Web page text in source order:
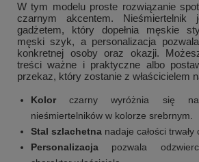
W tym modelu proste rozwiązanie
czarnym akcentem.
gadżetem, który dopełnia męskie
męski szyk, a personalizacja
konkretnej osoby oraz okazji.
treści ważne i praktyczne albo
przekaz, który zostanie z właścicielem
Kolor czarny wyróżnia się na
nieśmiertelników w kolorze srebrnym.
Stal szlachetna nadaje całości trwały
Personalizacja pozwala